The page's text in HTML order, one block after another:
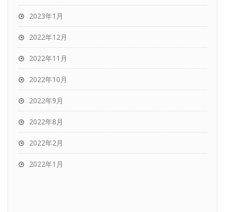
2023年1月
2022年12月
2022年11月
2022年10月
2022年9月
2022年8月
2022年2月
2022年1月